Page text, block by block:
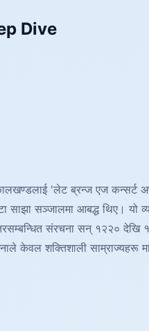
Dive
कालखण्डलाई 'लेट ब्रन्ज एज
सञ्जालमा आबद्ध थिए। यो
संरचना सन् १२२० देखि
केवल शक्तिशाली साम्राज्यहरू